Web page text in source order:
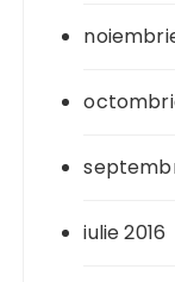
iulie 2016